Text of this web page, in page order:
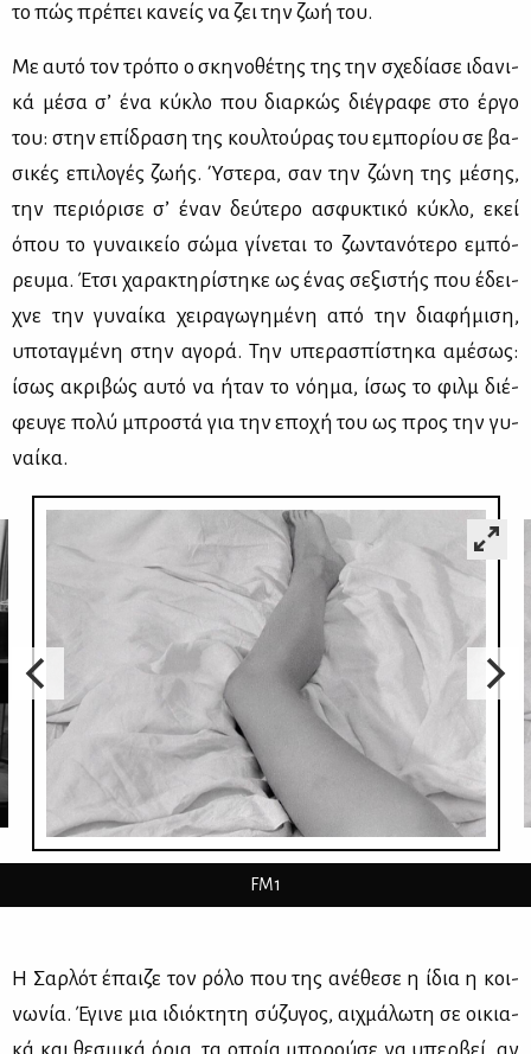
το πώς πρέ­πει κα­νείς να ζει την ζωή του.
Με αυ­τό τον τρό­πο ο σκη­νο­θέ­της της την σχε­δί­α­σε ιδα­νι­
κά μέ­σα σ’ ένα κύ­κλο που διαρ­κώς διέ­γρα­φε στο έρ­γο
του: στην επί­δρα­ση της κουλ­τού­ρας του εμπο­ρί­ου σε βα­
σι­κές επι­λο­γές ζω­ής. Ύστε­ρα, σαν την ζώ­νη της μέ­σης,
την πε­ριό­ρι­σε σ’ έναν δεύ­τε­ρο ασφυ­κτι­κό κύ­κλο, εκεί
όπου το γυ­ναι­κείο σώ­μα γί­νε­ται το ζω­ντα­νό­τε­ρο εμπό­
ρευ­μα. Έτσι χα­ρα­κτη­ρί­στη­κε ως ένας σε­ξι­στής που έδει­
χνε την γυ­ναί­κα χει­ρα­γω­γη­μέ­νη από την δια­φή­μι­ση,
υπο­ταγ­μέ­νη στην αγο­ρά. Την υπε­ρα­σπί­στη­κα αμέ­σως:
ίσως ακρι­βώς αυ­τό να ήταν το νό­η­μα, ίσως το φιλμ διέ­
φευ­γε πο­λύ μπρο­στά για την επο­χή του ως προς την γυ­
ναί­κα.
FM1
Η Σαρ­λότ έπαι­ζε τον ρό­λο που της ανέ­θε­σε η ίδια η κοι­
νω­νία. Έγι­νε μια ιδιό­κτη­τη σύ­ζυ­γος, αιχ­μά­λω­τη σε οι­κια­